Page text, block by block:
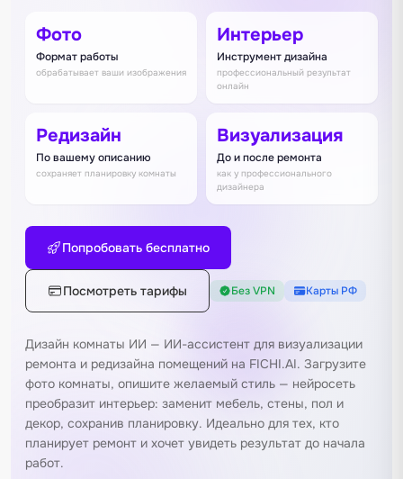
Фото
Формат работы
обрабатывает ваши изображения
Интерьер
Инструмент дизайна
профессиональный результат
онлайн
Редизайн
По вашему описанию
сохраняет планировку комнаты
Визуализация
До и после ремонта
как у профессионального
дизайнера
Попробовать бесплатно
Посмотреть тарифы Без VPN Карты РФ
Дизайн комнаты ИИ — ИИ-ассистент для визуализации
ремонта и редизайна помещений на FICHI.AI. Загрузите
фото комнаты, опишите желаемый стиль — нейросеть
преобразит интерьер: заменит мебель, стены, пол и
декор, сохранив планировку. Идеально для тех, кто
планирует ремонт и хочет увидеть результат до начала
работ.